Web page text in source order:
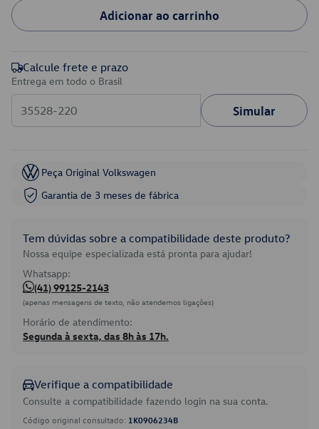
Adicionar ao carrinho
Calcule frete e prazo
Entrega em todo o Brasil
Simular
Peça Original Volkswagen
Garantia de 3 meses de fábrica
Tem dúvidas sobre a compatibilidade deste produto?
Nossa equipe especializada está pronta para ajudar!
Whatsapp:
(41) 99125-2143
(apenas mensagens de texto, não atendemos ligações)
Horário de atendimento:
Segunda à sexta, das 8h às 17h.
Verifique a compatibilidade
Consulte a compatibilidade fazendo login na sua conta.
Código original consultado: 1K0906234B